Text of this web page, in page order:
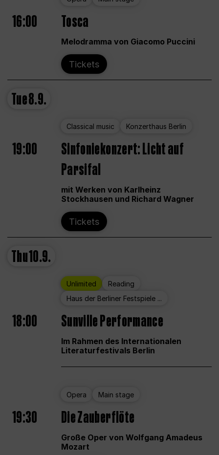
16:00 Tosca
Melodramma von Giacomo Puccini
Tickets
Tue8.9.
Classical music Konzerthaus Berlin
19:00
Sinfoniekonzert: Licht auf
Parsifal
mit Werken von Karlheinz
Stockhausen und Richard Wagner
Tickets
Thu10.9.
Unlimited
Reading
Haus der Berliner Festspiele ...
18:00 Sunville Performance
Im Rahmen des Internationalen
Literaturfestivals Berlin
Opera Main stage
19:30 Die Zauberflöte
Große Oper von Wolfgang Amadeus
Mozart